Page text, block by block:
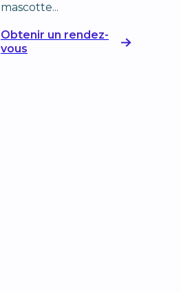
mascotte...
Obtenir un rendez-
vous